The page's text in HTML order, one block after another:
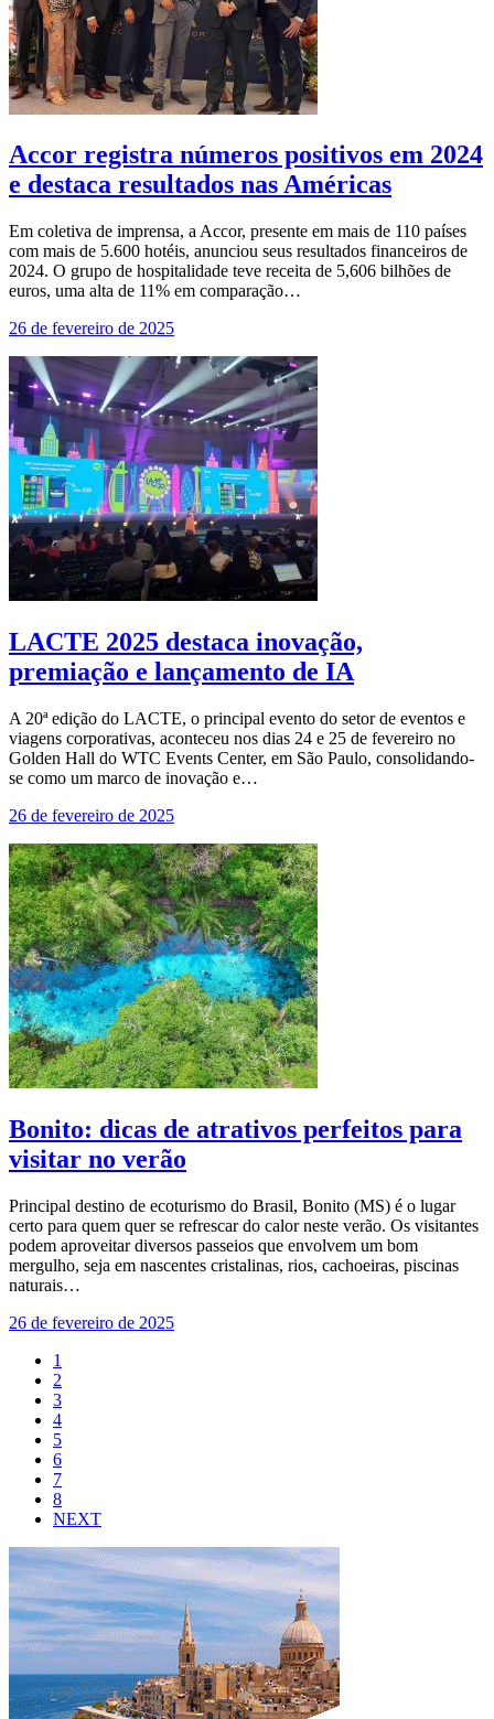
Accor registra números positivos em 2024
e destaca resultados nas Américas
Em coletiva de imprensa, a Accor, presente em mais de 110 países
com mais de 5.600 hotéis, anunciou seus resultados financeiros de
2024. O grupo de hospitalidade teve receita de 5,606 bilhões de
euros, uma alta de 11% em comparação…
26 de fevereiro de 2025
LACTE 2025 destaca inovação,
premiação e lançamento de IA
A 20ª edição do LACTE, o principal evento do setor de eventos e
viagens corporativas, aconteceu nos dias 24 e 25 de fevereiro no
Golden Hall do WTC Events Center, em São Paulo, consolidando-
se como um marco de inovação e…
26 de fevereiro de 2025
Bonito: dicas de atrativos perfeitos para
visitar no verão
Principal destino de ecoturismo do Brasil, Bonito (MS) é o lugar
certo para quem quer se refrescar do calor neste verão. Os visitantes
podem aproveitar diversos passeios que envolvem um bom
mergulho, seja em nascentes cristalinas, rios, cachoeiras, piscinas
naturais…
26 de fevereiro de 2025
1
2
3
4
5
6
7
8
NEXT